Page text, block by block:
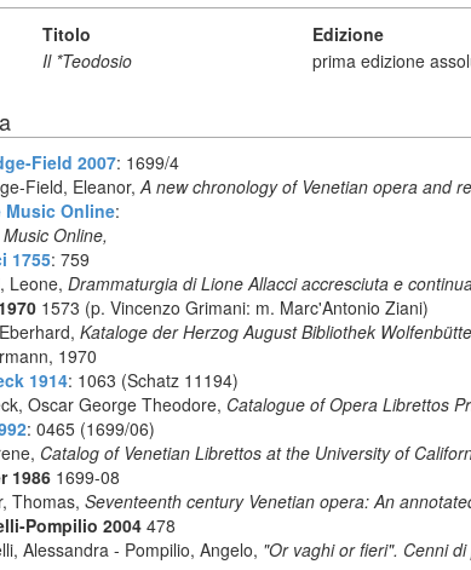
Titolo Edizione
Il *Teodosio prima edizione
Field 2007: 1699/4
Field, Eleanor,A new chronology of Venetian opera and
Music Online:
Online,
1755: 759
Leone, Drammaturgia di Lione Allacci accresciuta e
1573 (p. Vincenzo Grimani: m. Marc'Antonio Ziani)
Kataloge der Herzog August Bibliothek
1970
1914: 1063 (Schatz 11194)
Oscar George Theodore, Catalogue of Opera Librettos
: 0465 (1699/06)
Catalog of Venetian Librettos at the University of
1986 1699-08
Thomas, Seventeenth century Venetian opera: An
Pompilio 2004 478
Alessandra - Pompilio, Angelo, "Or vaghi or fieri". Cenni